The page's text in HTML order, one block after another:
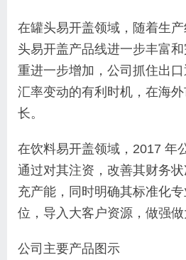
在罐头易开盖领域，随着生
头易开盖产品线进一步丰富
重进一步增加，公司抓住出
汇率变动的有利时机，在海
长。
在饮料易开盖领域，2017 年
通过对其注资，改善其财务
充产能，同时明确其标准化
位，导入大客户资源，做强做
公司主要产品图示